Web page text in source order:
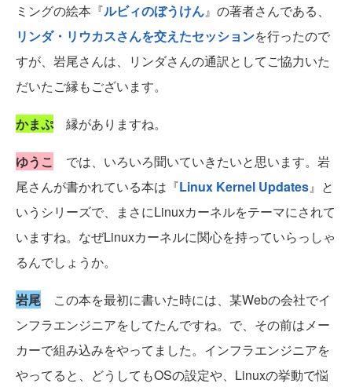
ミングの絵本『ルビィのぼうけん』の著者さんである、
リンダ・リウカスさんを交えたセッションを行ったので
すが、岩尾さんは、リンダさんの通訳としてご協力いた
だいたご縁もございます。
かまぷ縁がありますね。
ゆうこ
では、いろいろ聞いていきたいと思います。岩
尾さんが書かれている本は『Linux Kernel Updates』と
いうシリーズで、まさにLinuxカーネルをテーマにされて
いますね。なぜLinuxカーネルに関心を持っていらっしゃ
るんでしょうか。
岩尾 この本を最初に書いた時には、某Webの会社でイ
ンフラエンジニアをしてたんですね。で、その前はメー
カーで組み込みをやってました。インフラエンジニアを
やってると、どうしてもOSの設定や、Linuxの挙動で悩